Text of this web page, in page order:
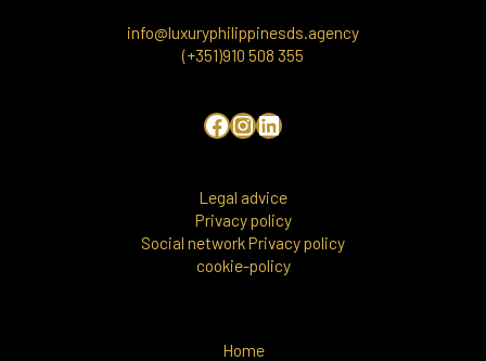
info@luxuryphilippinesds.agency
(+351)910 508 355
Legal advice
Privacy policy
Social network Privacy policy
cookie-policy
Home